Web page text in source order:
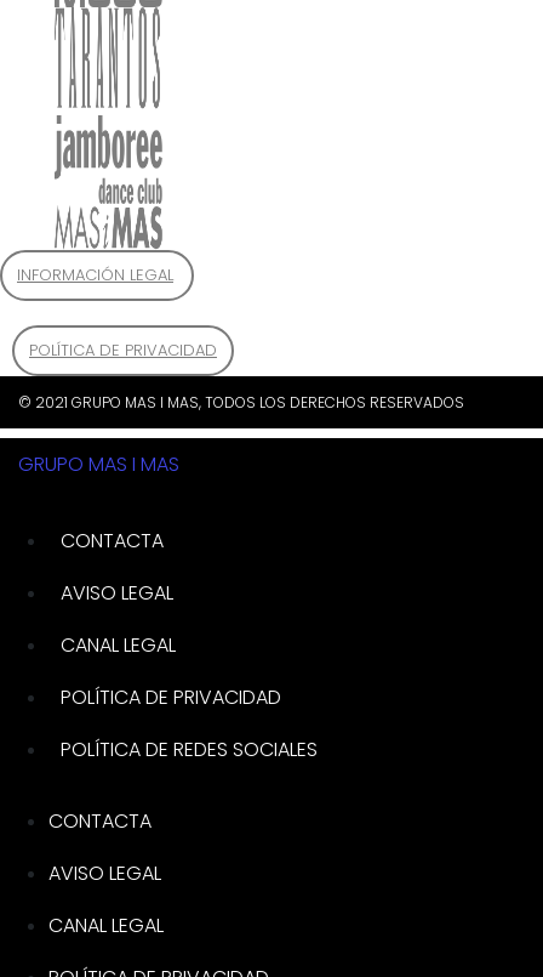
INFORMACIÓN LEGAL
POLÍTICA DE PRIVACIDAD
© 2021 GRUPO MAS I MAS, TODOS LOS DERECHOS RESERVADOS
GRUPO MAS I MAS
CONTACTA
AVISO LEGAL
CANAL LEGAL
POLÍTICA DE PRIVACIDAD
POLÍTICA DE REDES SOCIALES
CONTACTA
AVISO LEGAL
CANAL LEGAL